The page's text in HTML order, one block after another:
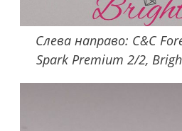
Слева направо: C&C
Spark Premium 2/2,